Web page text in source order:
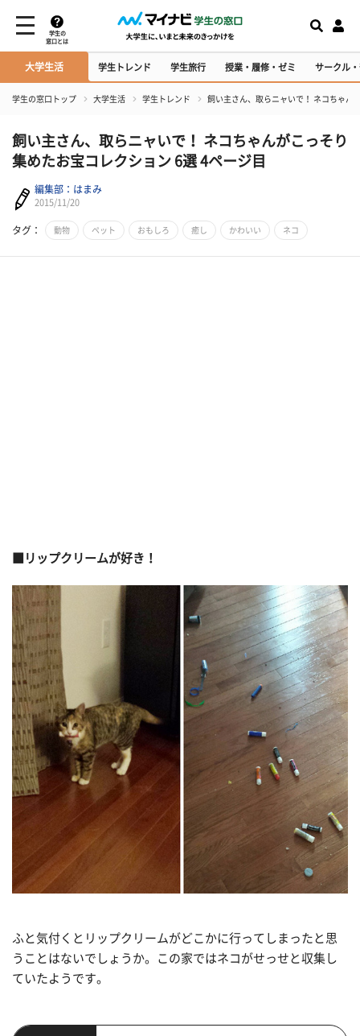
学生の
窓口とは
大学生活 学生トレンド 学生旅行 授業・履修・ゼミ サークル
学生の窓口トップ 大学生活 学生トレンド 飼い主さん、取らニャいで！ ネコちゃん
飼い主さん、取らニャいで！ ネコちゃんがこっそり
集めたお宝コレクション 6選 4ページ目
編集部：はまみ
2015/11/20
タグ： 動物 ペット おもしろ 癒し かわいい ネコ
■リップクリームが好き！
ふと気付くとリップクリームがどこかに行ってしまったと思
うことはないでしょうか。この家ではネコがせっせと収集し
ていたようです。